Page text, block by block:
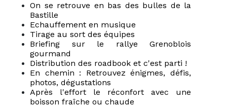
On se retrouve en bas des bulles de la
Bastille
Echauffement en musique
Tirage au sort des équipes
Briefing sur le rallye Grenoblois
gourmand
Distribution des roadbook et c'est parti !
En chemin : Retrouvez énigmes, défis,
photos, dégustations
Après l'effort le réconfort avec une
boisson fraîche ou chaude